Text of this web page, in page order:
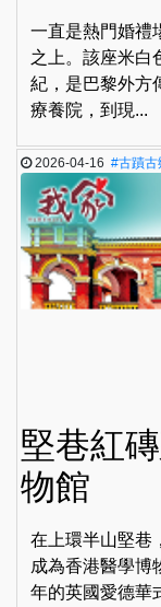
一直是熱門婚禮
之上。該座米白
紀，是巴黎外方
療養院，到現...
2026-04-16#古蹟古
堅巷紅
物館
在上環半山堅巷
成為香港醫學博
年的英國愛德華